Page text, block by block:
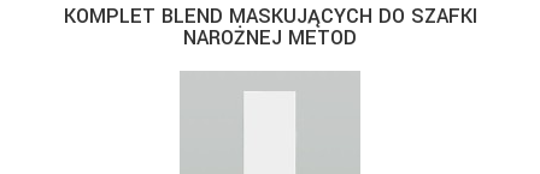
KOMPLET BLEND MASKUJĄCYCH DO SZAFKI
NAROŻNEJ METOD